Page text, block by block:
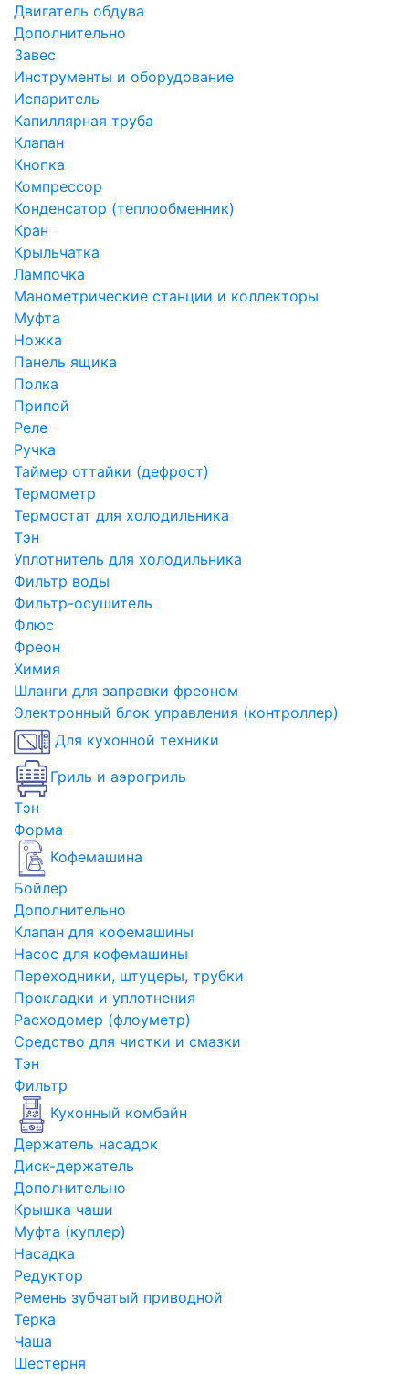
Двигатель обдува
Дополнительно
Завес
Инструменты и оборудование
Испаритель
Капиллярная труба
Клапан
Кнопка
Компрессор
Конденсатор (теплообменник)
Кран
Крыльчатка
Лампочка
Манометрические станции и коллекторы
Муфта
Ножка
Панель ящика
Полка
Припой
Реле
Ручка
Таймер оттайки (дефрост)
Термометр
Термостат для холодильника
Тэн
Уплотнитель для холодильника
Фильтр воды
Фильтр-осушитель
Флюс
Фреон
Химия
Шланги для заправки фреоном
Электронный блок управления (контроллер)
Для кухонной техники
Гриль и аэрогриль
Тэн
Форма
Кофемашина
Бойлер
Дополнительно
Клапан для кофемашины
Насос для кофемашины
Переходники, штуцеры, трубки
Прокладки и уплотнения
Расходомер (флоуметр)
Средство для чистки и смазки
Тэн
Фильтр
Кухонный комбайн
Держатель насадок
Диск-держатель
Дополнительно
Крышка чаши
Муфта (куплер)
Насадка
Редуктор
Ремень зубчатый приводной
Терка
Чаша
Шестерня